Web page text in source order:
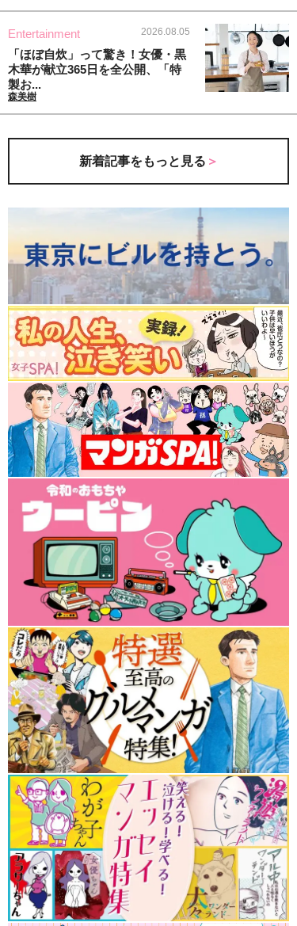
Entertainment 2026.08.05
「ほぼ自炊」って驚き！女優・黒
木華が献立365日を全公開、「特
製お...
森美樹
新着記事をもっと見る